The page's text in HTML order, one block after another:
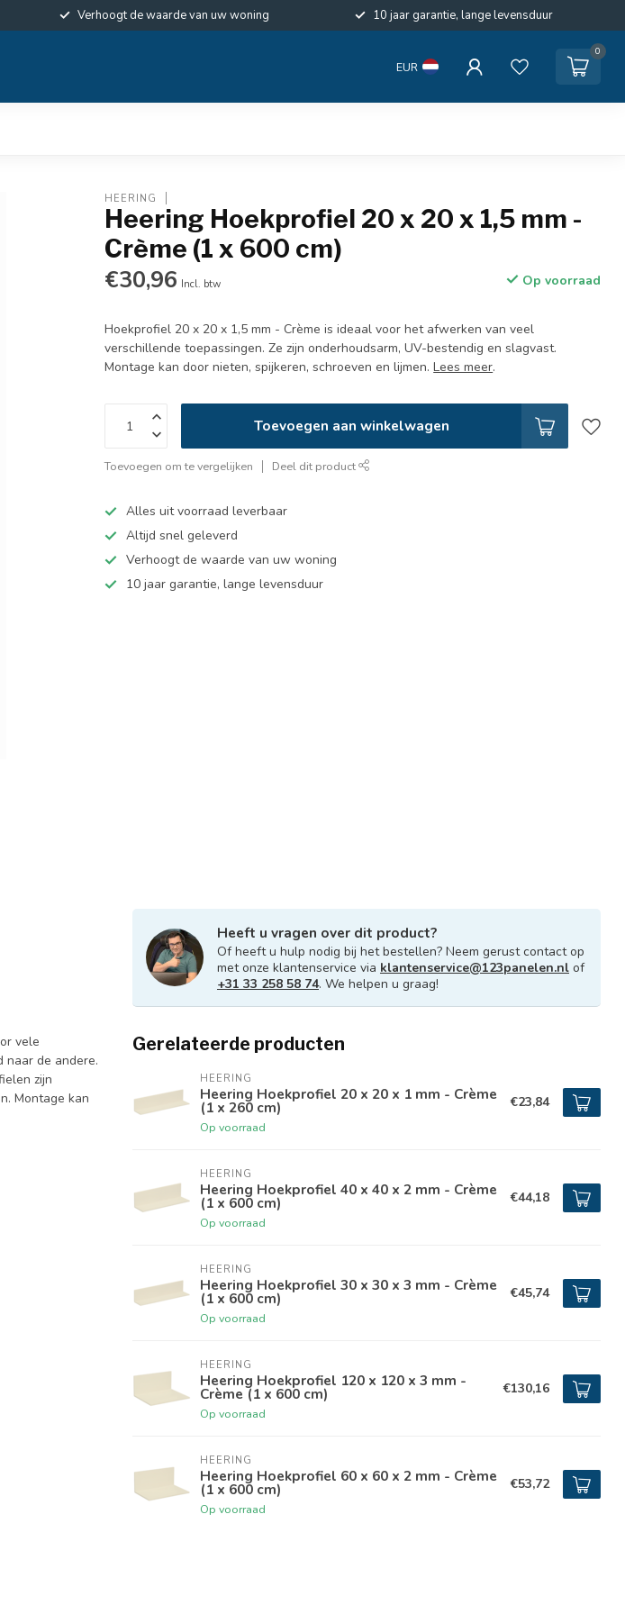
Verhoogt de waarde van uw woning 10 jaar garantie, lange levensduur
EUR
0
HEERING
Heering Hoekprofiel 20 x 20 x 1,5 mm -
Crème (1 x 600 cm)
€30,96 Incl. btw Op voorraad
Hoekprofiel 20 x 20 x 1,5 mm - Crème is ideaal voor het afwerken van veel
verschillende toepassingen. Ze zijn onderhoudsarm, UV-bestendig en slagvast.
Montage kan door nieten, spijkeren, schroeven en lijmen.Lees meer.
Toevoegen aan winkelwagen
Toevoegen om te vergelijken Deel dit product
Alles uit voorraad leverbaar
Altijd snel geleverd
Verhoogt de waarde van uw woning
10 jaar garantie, lange levensduur
vele
naar de andere.
zijn
Montage kan
Heeft u vragen over dit product?
Of heeft u hulp nodig bij het bestellen? Neem gerust contact op
met onze klantenservice via klantenservice@123panelen.nl of
+31 33 258 58 74. We helpen u graag!
Gerelateerde producten
HEERING
Heering Hoekprofiel 20 x 20 x 1 mm - Crème
(1 x 260 cm)
Op voorraad
€23,84
HEERING
Heering Hoekprofiel 40 x 40 x 2 mm - Crème
(1 x 600 cm)
Op voorraad
€44,18
HEERING
Heering Hoekprofiel 30 x 30 x 3 mm - Crème
(1 x 600 cm)
Op voorraad
€45,74
HEERING
Heering Hoekprofiel 120 x 120 x 3 mm -
Crème (1 x 600 cm)
Op voorraad
€130,16
HEERING
Heering Hoekprofiel 60 x 60 x 2 mm - Crème
(1 x 600 cm)
Op voorraad
€53,72